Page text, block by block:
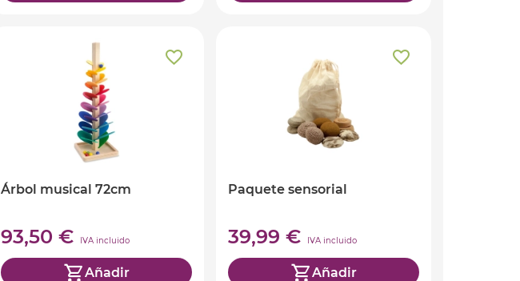
Árbol musical 72cm
93,50 € IVA incluido
Añadir
Paquete sensorial
39,99 € IVA incluido
Añadir